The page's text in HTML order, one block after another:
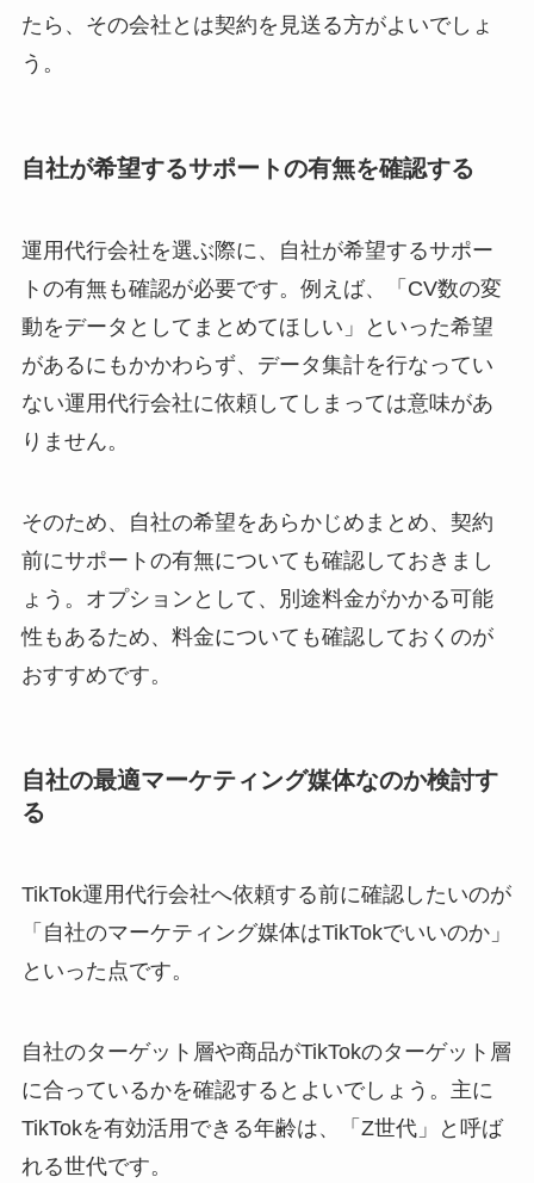
たら、その会社とは契約を見送る方がよいでしょ
う。
自社が希望するサポートの有無を確認する
運用代行会社を選ぶ際に、自社が希望するサポー
トの有無も確認が必要です。例えば、「CV数の変
動をデータとしてまとめてほしい」といった希望
があるにもかかわらず、データ集計を行なってい
ない運用代行会社に依頼してしまっては意味があ
りません。
そのため、自社の希望をあらかじめまとめ、契約
前にサポートの有無についても確認しておきまし
ょう。オプションとして、別途料金がかかる可能
性もあるため、料金についても確認しておくのが
おすすめです。
自社の最適マーケティング媒体なのか検討す
る
TikTok運用代行会社へ依頼する前に確認したいのが
「自社のマーケティング媒体はTikTokでいいのか」
といった点です。
自社のターゲット層や商品がTikTokのターゲット層
に合っているかを確認するとよいでしょう。主に
TikTokを有効活用できる年齢は、「Z世代」と呼ば
れる世代です。